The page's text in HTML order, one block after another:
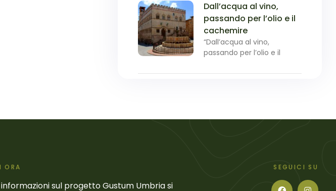
Dall’acqua al vino,
passando per l’olio e il
cachemire
“Dall’acqua al vino,
passando per l’olio e il
ORA
sul progetto Gustum Umbria si
SEGUICI SU